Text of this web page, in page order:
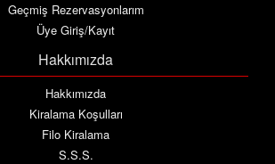
Geçmiş Rezervasyonlarım
Üye Giriş/Kayıt
Hakkımızda
Hakkımızda
Kiralama Koşulları
Filo Kiralama
S.S.S.